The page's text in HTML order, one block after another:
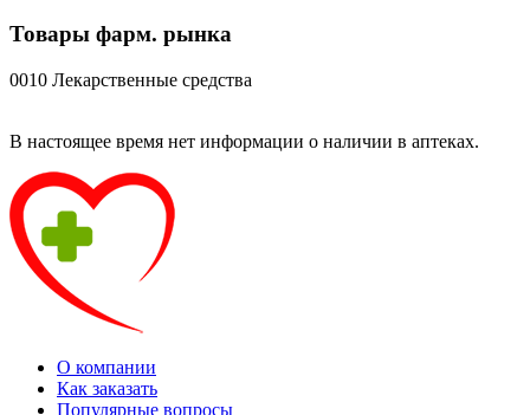
Товары фарм. рынка
0010 Лекарственные средства
В настоящее время нет информации о наличии в аптеках.
О компании
Как заказать
Популярные вопросы